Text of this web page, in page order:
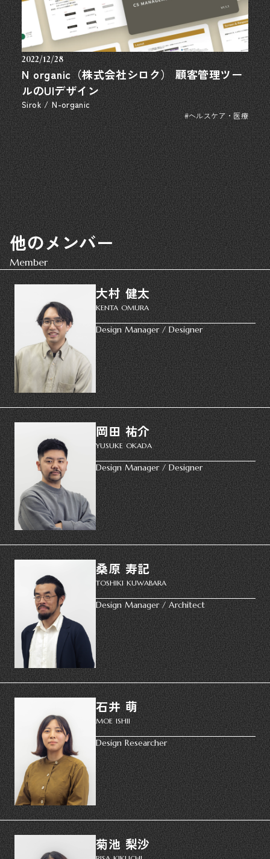
Sirok / N-organic
N organic（株式会社シロク） 顧客管理ツー
ルのUIデザイン
2022/12/28
#ヘルスケア・医療
他のメンバー
Member
大村 健太
KENTA OMURA
Design Manager / Designer
岡田 祐介
YUSUKE OKADA
Design Manager / Designer
桑原 寿記
TOSHIKI KUWABARA
Design Manager / Architect
石井 萌
MOE ISHII
Design Researcher
菊池 梨沙